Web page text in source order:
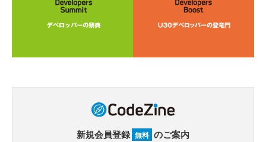
新規会員登録 無料 のご案内